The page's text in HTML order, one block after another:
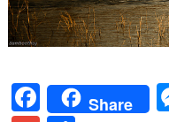
Facebook
Share